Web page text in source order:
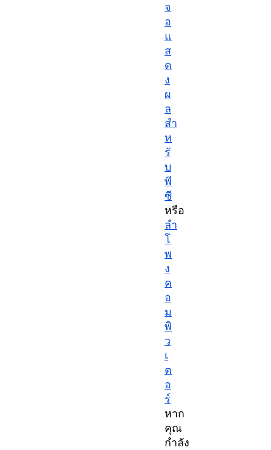
จ
อ
แ
ส
ด
ง
ผ
ล
สำ
ห
รั
บ
พี
ซี
หรือ
ลำ
โ
พ
ง
ค
อ
ม
พิ
ว
เ
ต
อ
ร์
หาก
คุณ
กำลัง